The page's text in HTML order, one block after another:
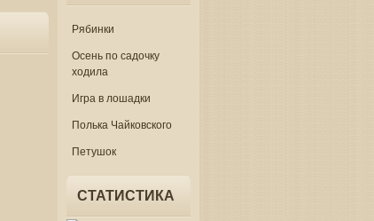
Рябинки
Осень по садочку
ходила
Игра в лошадки
Полька Чайковского
Петушок
СТАТИСТИКА